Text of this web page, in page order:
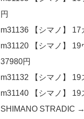
円
m31136 【シマノ】
m31120 【シマノ】
37980円
m31132 【シマノ】
m31140 【シマノ】
SHIMANO STRADIC